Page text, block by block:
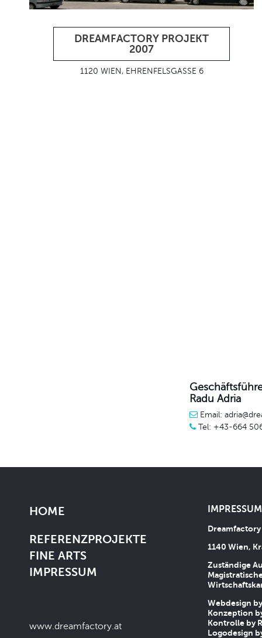
DREAMFACTORY PROJEKT
2007
1120 WIEN, EHRENFELSGASSE 6
Radu Adria
Email:
Tel: +43-664
HOME
REFERENZPROJEKTE
FINE ARTS
IMPRESSUM
www.dreamfactory.at
1140 Wien,
Zuständige
Webdesign
Konzeption
Kontrolle by
Logodesign